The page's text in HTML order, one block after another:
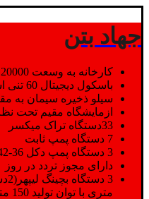
جهاد بتن
کارخانه به وسعت 20000 متر مربع
باسکول دیجیتال 60 تنی استاندارد
سیلو ذخیره سیمان به مقدار
ازمایشگاه مقیم تحت
33دستگاه تراک میکسر
7 دستگاه پمپ ثابت
3 دستگاه پمپ دکل 36-42-52 متری
دارای مجوز تردد در روز
متری با توان تولید 150 متر مکعب در ساعت)